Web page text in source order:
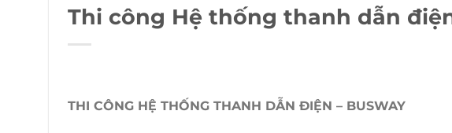
Thi công Hệ thống thanh dẫn
THI CÔNG HỆ THỐNG THANH DẪN ĐIỆN – BUSWAY